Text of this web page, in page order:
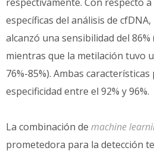
específicas del análisis de
alcanzó una sensibilidad del 86%
mientras que la metilación tuvo
76%-85%). Ambas
especificidad entre el 92% y 96%.
La combinación de machine
prometedora para la detección